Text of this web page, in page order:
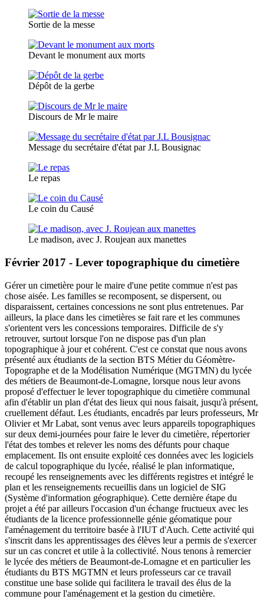
Sortie de la messe
Devant le monument aux morts
Dépôt de la gerbe
Discours de Mr le maire
Message du secrétaire d'état par J.L Bousignac
Le repas
Le coin du Causé
Le madison, avec J. Roujean aux manettes
Février 2017 - Lever topographique du cimetière
Gérer un cimetière pour le maire d'une petite commue n'est pas
chose aisée. Les familles se recomposent, se dispersent, ou
disparaissent, certaines concessions ne sont plus entretenues. Par
ailleurs, la place dans les cimetières se fait rare et les communes
s'orientent vers les concessions temporaires. Difficile de s'y
retrouver, surtout lorsque l'on ne dispose pas d'un plan
topographique à jour et cohérent. C'est ce constat que nous avons
présenté aux étudiants de la section BTS Métier du Géomètre-
Topographe et de la Modélisation Numérique (MGTMN) du lycée
des métiers de Beaumont-de-Lomagne, lorsque nous leur avons
proposé d'effectuer le lever topographique du cimetière communal
afin d'établir un plan d'état des lieux qui nous faisait, jusqu'à présent,
cruellement défaut. Les étudiants, encadrés par leurs professeurs, Mr
Olivier et Mr Labat, sont venus avec leurs appareils topographiques
sur deux demi-journées pour faire le lever du cimetière, répertorier
l'état des tombes et relever les noms des défunts pour chaque
emplacement. Ils ont ensuite exploité ces données avec les logiciels
de calcul topographique du lycée, réalisé le plan informatique,
recoupé les renseignements avec les différents registres et intégré le
plan et les renseignements recueillis dans un logiciel de SIG
(Système d'information géographique). Cette dernière étape du
projet a été par ailleurs l'occasion d'un échange fructueux avec les
étudiants de la licence professionnelle génie géomatique pour
l'aménagement du territoire basée à l'IUT d'Auch. Cette activité qui
s'inscrit dans les apprentissages des élèves leur a permis de s'exercer
sur un cas concret et utile à la collectivité. Nous tenons à remercier
le lycée des métiers de Beaumont-de-Lomagne et en particulier les
étudiants du BTS MGTMN et leurs professeurs car ce travail
constitue une base solide qui facilitera le travail des élus de la
commune pour l'aménagement et la gestion du cimetière.